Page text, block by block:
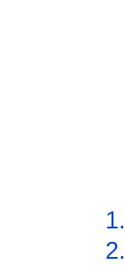
1.
2.